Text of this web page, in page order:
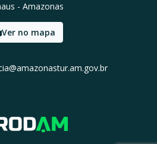
- Amazonas
Ver no mapa